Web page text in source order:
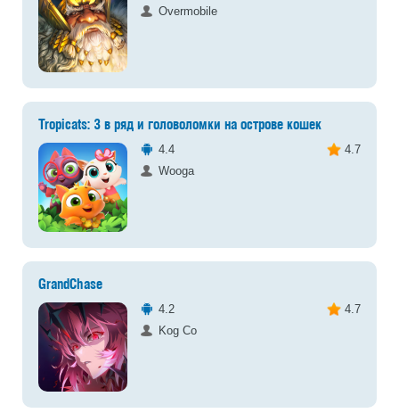
Overmobile
Tropicats: 3 в ряд и головоломки на острове кошек
4.4
4.7
Wooga
GrandChase
4.2
4.7
Kog Co